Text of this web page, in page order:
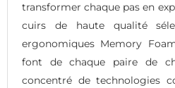
transformer chaque pas en
cuirs de haute qualité
ergonomiques Memory
font de chaque paire de
concentré de technologies